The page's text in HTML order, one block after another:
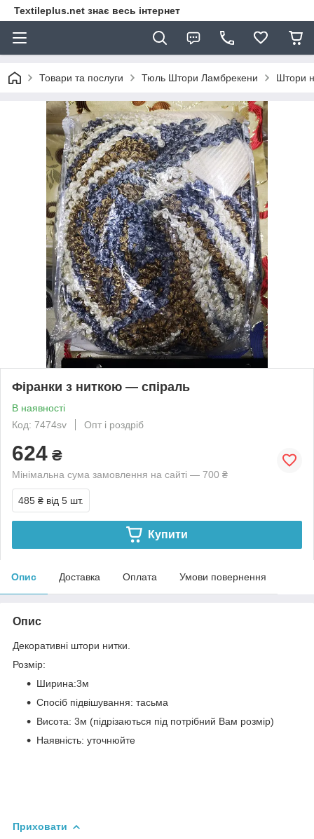
Textileplus.net знає весь інтернет
Товари та послуги Тюль Штори Ламбрекени Штори
Фіранки з ниткою — спіраль
В наявності
Код: 7474sv
Опт і роздріб
624 ₴
Мінімальна сума замовлення на сайті — 700 ₴
485 ₴ від 5 шт.
Купити
Опис Доставка Оплата Умови повернення
Опис
Декоративні штори нитки.
Розмір:
Ширина:3м
Спосіб підвішування: тасьма
Висота: 3м (підрізаються під потрібний Вам розмір)
Наявність: уточнюйте
Приховати